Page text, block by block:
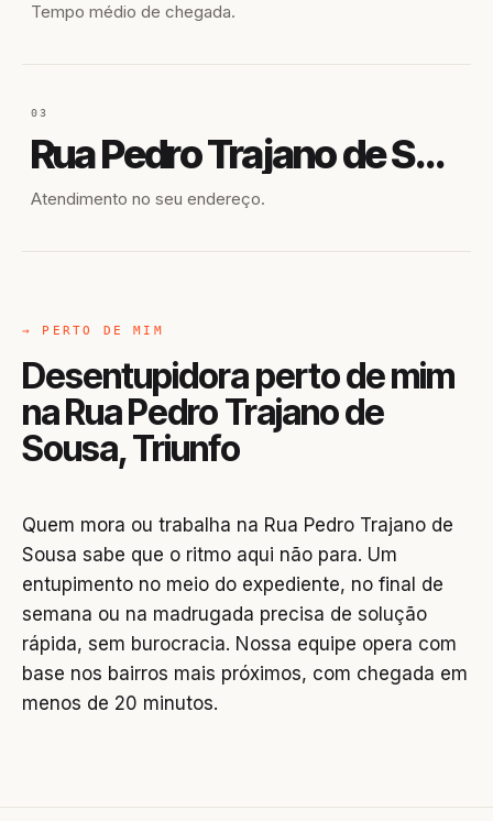
Tempo médio de chegada.
03
Rua Pedro Trajano de Sousa
Atendimento no seu endereço.
→ PERTO DE MIM
Desentupidora perto de mim
na Rua Pedro Trajano de
Sousa, Triunfo
Quem mora ou trabalha na Rua Pedro Trajano de
Sousa sabe que o ritmo aqui não para. Um
entupimento no meio do expediente, no final de
semana ou na madrugada precisa de solução
rápida, sem burocracia. Nossa equipe opera com
base nos bairros mais próximos, com chegada em
menos de 20 minutos.